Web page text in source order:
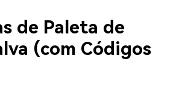
de Paleta de
(com Códigos